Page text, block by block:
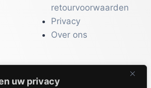
uw privacy
retourvoorwaarden
Privacy
Over ons